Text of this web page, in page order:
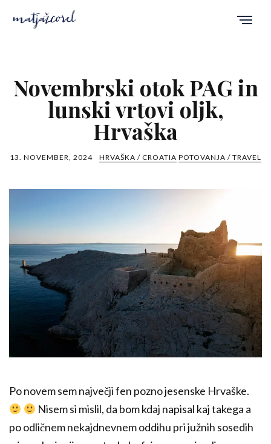
Novembrski otok PAG in
lunski vrtovi oljk,
Hrvaška
13. NOVEMBER, 2024 HRVAŠKA / CROATIA POTOVANJA / TRAVEL
Po novem sem največji fen pozno jesenske Hrvaške.
Nisem si mislil, da bom kdaj napisal kaj takega a
po odličnem nekajdnevnem oddihu pri južnih sosedih